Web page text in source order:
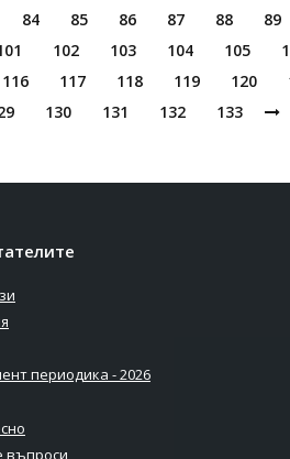
84 85 86 87 88 89
102 103 104 105
116 117 118 119 120
130 131 132 133
периодика - 2026
въпроси